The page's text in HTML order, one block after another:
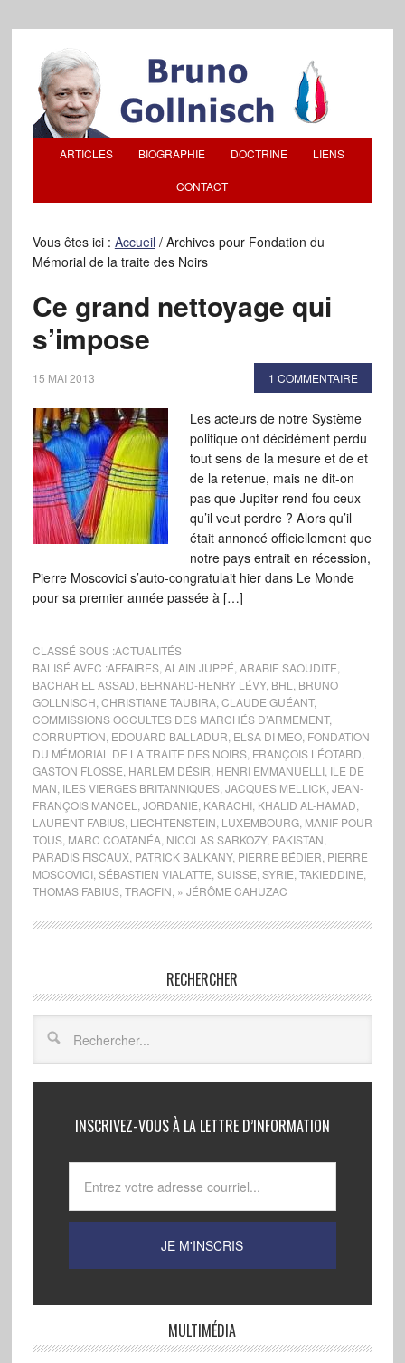
ARTICLES BIOGRAPHIE DOCTRINE LIENS
CONTACT
Vous êtes ici : Accueil /Archives pour Fondation du
Mémorial de la traite des Noirs
Ce grand nettoyage qui
s’impose
15 MAI 2013 1 COMMENTAIRE
Les acteurs de notre Système
politique ont décidément perdu
tout sens de la mesure et de et
de la retenue, mais ne dit-on
pas que Jupiter rend fou ceux
qu’il veut perdre ? Alors qu’il
était annoncé officiellement que
notre pays entrait en récession,
Pierre Moscovici s’auto-congratulait hier dans Le Monde
pour sa premier année passée à […]
CLASSÉ SOUS :ACTUALITÉS
BALISÉ AVEC :AFFAIRES, ALAIN JUPPÉ ARABIE SAOUDITE
BACHAR EL ASSAD BERNARD-HENRY LÉVY, BHL
BRUNO
GOLLNISCH CHRISTIANE TAUBIRA, CLAUDE GUÉANT,
COMMISSIONS OCCULTES DES MARCHÉS D’ARMEMENT,
CORRUPTION EDOUARD BALLADUR ELSA DI MEO, FONDATION
DU MÉMORIAL DE LA TRAITE DES NOIRS, FRANÇOIS LÉOTARD
GASTON FLOSSE HARLEM DÉSIR HENRI EMMANUELLI, ILE DE
MAN ILES VIERGES BRITANNIQUES, JACQUES MELLICK, JEAN-
FRANÇOIS MANCEL
JORDANIE KARACHI, KHALID AL-HAMAD
LAURENT FABIUS, LIECHTENSTEIN LUXEMBOURG, MANIF POUR
TOUS, MARC COATANÉA, NICOLAS SARKOZY, PAKISTAN
PARADIS FISCAUX, PATRICK BALKANY, PIERRE BÉDIER PIERRE
MOSCOVICI, SÉBASTIEN VIALATTE SUISSE SYRIE TAKIEDDINE
THOMAS FABIUS, TRACFIN » JÉRÔME CAHUZAC
RECHERCHER
INSCRIVEZ-VOUS À LA LETTRE D’INFORMATION
MULTIMÉDIA